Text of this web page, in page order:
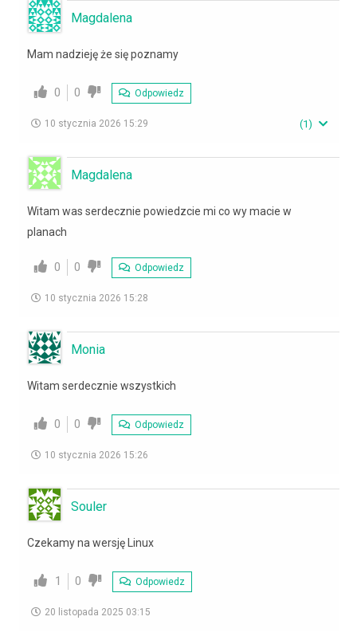
Magdalena
Mam nadzieję że się poznamy
0 0 Odpowiedz
10 stycznia 2026 15:29 (1)
Magdalena
Witam was serdecznie powiedzcie mi co wy macie w
planach
0 0 Odpowiedz
10 stycznia 2026 15:28
Monia
Witam serdecznie wszystkich
0 0 Odpowiedz
10 stycznia 2026 15:26
Souler
Czekamy na wersję Linux
1 0 Odpowiedz
20 listopada 2025 03:15